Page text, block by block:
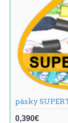
pásky
0,390€